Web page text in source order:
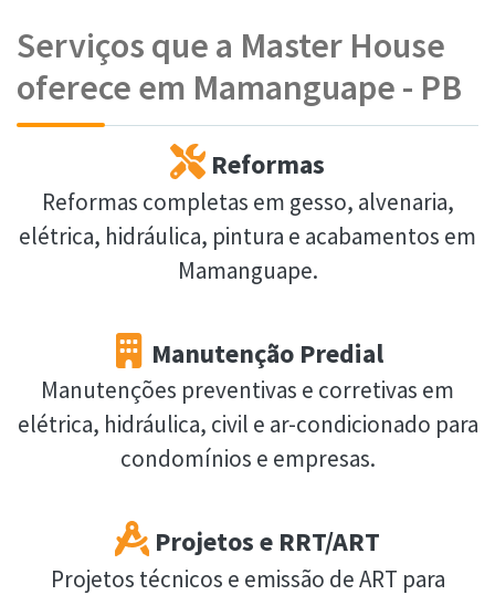
Serviços que a Master House
oferece em Mamanguape - PB
Reformas
Reformas completas em gesso, alvenaria,
elétrica, hidráulica, pintura e acabamentos em
Mamanguape.
Manutenção Predial
Manutenções preventivas e corretivas em
elétrica, hidráulica, civil e ar-condicionado para
condomínios e empresas.
Projetos e RRT/ART
Projetos técnicos e emissão de ART para